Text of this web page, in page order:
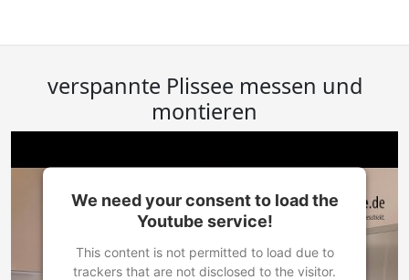
verspannte Plissee messen und
montieren
We need your consent to load the
Youtube service!
This content is not permitted to load due to
trackers that are not disclosed to the visitor.